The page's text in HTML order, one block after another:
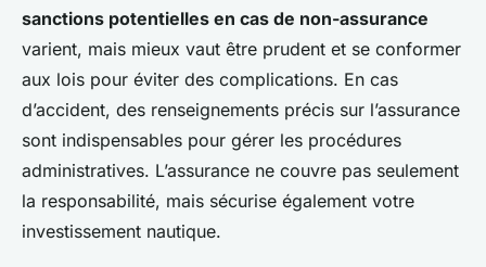
sanctions potentielles en cas de non-assurance
varient, mais mieux vaut être prudent et se conformer
aux lois pour éviter des complications. En cas
d’accident, des renseignements précis sur l’assurance
sont indispensables pour gérer les procédures
administratives. L’assurance ne couvre pas seulement
la responsabilité, mais sécurise également votre
investissement nautique.